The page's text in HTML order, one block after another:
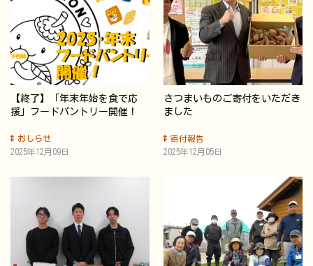
【終了】「年末年始を食で応
援」フードパントリー開催！
おしらせ
2025年12月09日
さつまいものご寄付をいただき
ました
寄付報告
2025年12月05日